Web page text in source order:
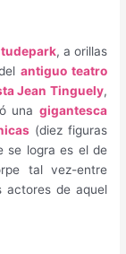
, a orillas
antiguo teatro
Jean Tinguely,
una gigantesca
(diez figuras
se logra es el de
tal vez-entre
actores de aquel